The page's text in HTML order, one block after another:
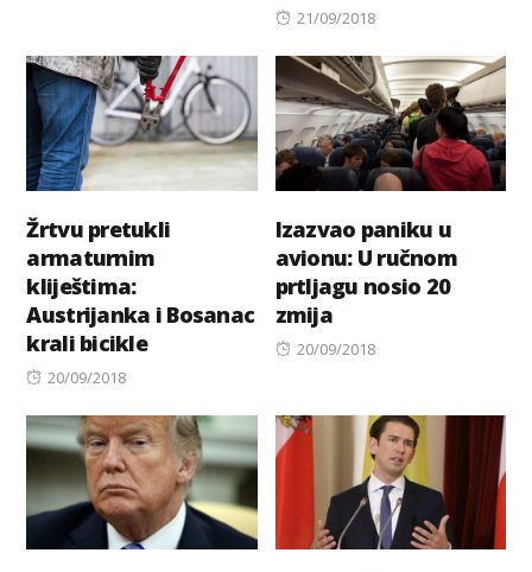
Posted
21/09/2018
Žrtvu pretukli
armaturnim
kliještima:
Austrijanka i Bosanac
krali bicikle
Posted
20/09/2018
Izazvao paniku u
avionu: U ručnom
prtljagu nosio 20
zmija
Posted
20/09/2018